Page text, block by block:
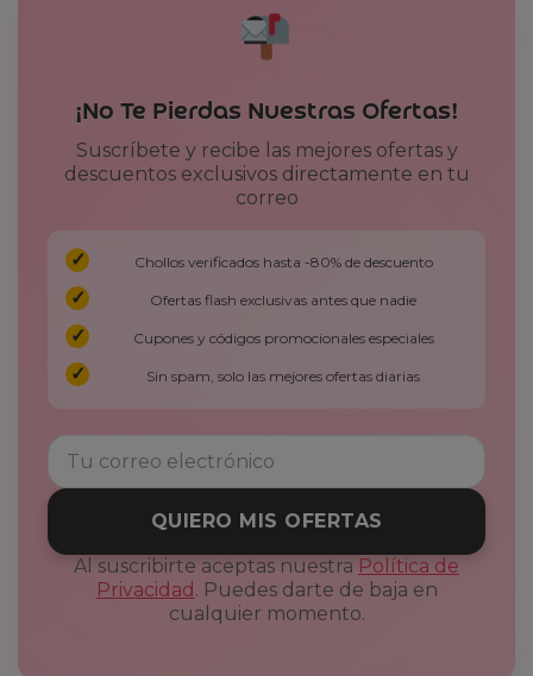
¡No Te Pierdas Nuestras Ofertas!
Suscríbete y recibe las mejores ofertas y
descuentos exclusivos directamente en tu
correo
Chollos verificados hasta -80% de descuento
Ofertas flash exclusivas antes que nadie
Cupones y códigos promocionales especiales
Sin spam, solo las mejores ofertas diarias
QUIERO MIS OFERTAS
Al suscribirte aceptas nuestra Política de
Privacidad . Puedes darte de baja en
cualquier momento.